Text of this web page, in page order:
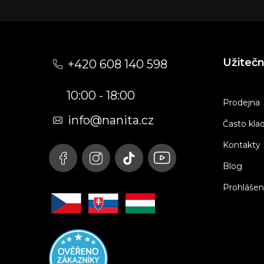
+420 608 140 598
10:00 - 18:00
info@nanita.cz
Prodejna
Často
Kontakty
Blog